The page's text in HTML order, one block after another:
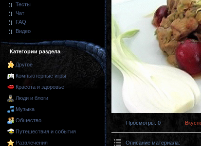
Тесты
Чат
FAQ
Видео
Категории раздела
Другое
Компьютерные игры
Красота и здоровье
Люди и блоги
Музыка
Общество
Путешествия и события
Развлечения
Просмотры: 0
Описание материала: